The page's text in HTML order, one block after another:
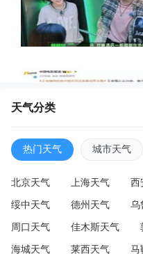
天气分类
热门天气 城市天气
北京天气 上海天气 西
绥中天气 德州天气 乌
周口天气 佳木斯天气
海城天气 莱西天气 马